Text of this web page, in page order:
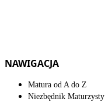
NAWIGACJA
Matura od A do Z
Niezbędnik Maturzysty